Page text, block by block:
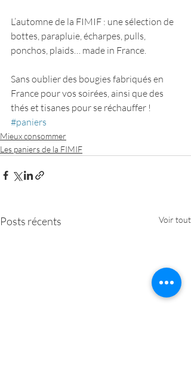
L’automne de la FIMIF : une sélection de
bottes, parapluie, écharpes, pulls,
ponchos, plaids… made in France.
Sans oublier des bougies fabriqués en
France pour vos soirées, ainsi que des
thés et tisanes pour se réchauffer !
#paniers
Mieux consommer
Les paniers de la FIMIF
Posts récents Voir tout